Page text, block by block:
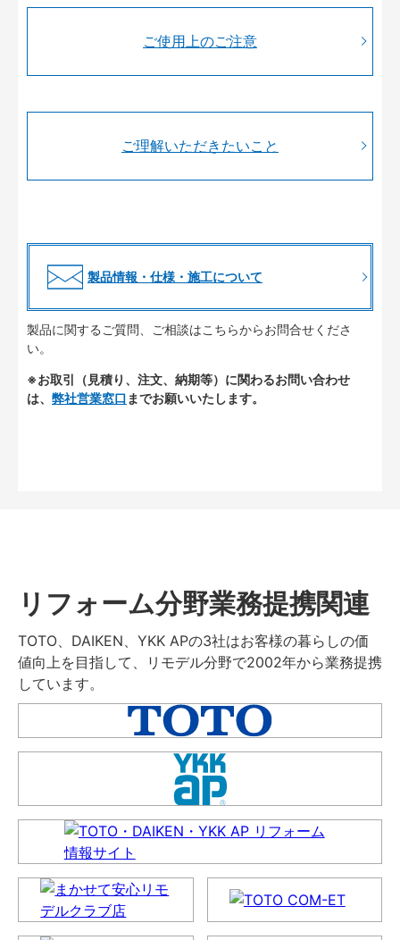
ご使用上のご注意
ご理解いただきたいこと
製品情報・仕様・施工について
製品に関するご質問、ご相談はこちらからお問合せくださ
い。
※お取引（見積り、注文、納期等）に関わるお問い合わせ
は、 弊社営業窓口 までお願いいたします。
リフォーム分野業務提携関連
TOTO、DAIKEN、YKK APの3社はお客様の暮らしの価
値向上を目指して、リモデル分野で2002年から業務提携
しています。